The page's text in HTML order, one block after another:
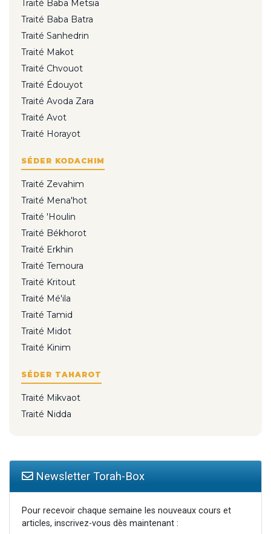
Traité Baba Metsia
Traité Baba Batra
Traité Sanhedrin
Traité Makot
Traité Chvouot
Traité Édouyot
Traité Avoda Zara
Traité Avot
Traité Horayot
SÉDER KODACHIM
Traité Zevahim
Traité Mena'hot
Traité 'Houlin
Traité Békhorot
Traité Erkhin
Traité Temoura
Traité Kritout
Traité Mé'ila
Traité Tamid
Traité Midot
Traité Kinim
SÉDER TAHAROT
Traité Mikvaot
Traité Nidda
Newsletter Torah-Box
Pour recevoir chaque semaine les nouveaux cours et
articles, inscrivez-vous dès maintenant :